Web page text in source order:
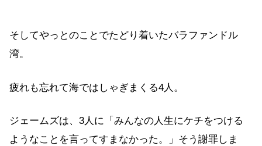
そしてやっとのことでたどり着いたバラファンドル
湾。
疲れも忘れて海ではしゃぎまくる4人。
ジェームズは、3人に「みんなの人生にケチをつける
ようなことを言ってすまなかった。」そう謝罪しま